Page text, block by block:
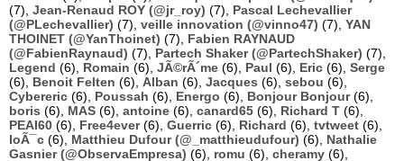
(7), Jean-Renaud ROY (@jr_roy) (7), Pascal Lechevallier
(@PLechevallier) (7), veille innovation (@vinno47) (7), YAN
THOINET (@YanThoinet) (7), Fabien RAYNAUD
(@FabienRaynaud) (7), Partech Shaker (@PartechShaker) (7),
Legend (6), Romain (6), JÃ©rÃ´me (6), Paul (6), Eric (6), Serge
(6), Benoit Felten (6), Alban (6), Jacques (6), sebou (6),
Cybereric (6), Poussah (6), Energo (6), Bonjour Bonjour(6),
boris (6), MAS (6), antoine (6), canard65 (6), Richard T (6),
PEAI60 (6), Free4ever(6), Guerric (6), Richard (6), tvtweet (6),
loÃ¯c (6), Matthieu Dufour (@_matthieudufour) (6), Nathalie
Gasnier (@ObservaEmpresa) (6), romu (6), cheramy (6),